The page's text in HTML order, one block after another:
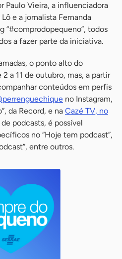
Paulo Vieira, a influenciadora
e a jornalista Fernanda
“#comprodopequeno”, todos
a fazer parte da iniciativa.
o ponto alto do
a 11 de outubro, mas, a partir
conteúdos em perfis
no Instagram,
da Record, e na Cazé TV, no
podcasts, é possível
no “Hoje tem podcast”,
entre outros.